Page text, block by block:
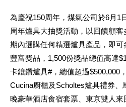
為慶祝150周年，煤氣公司於6月1
周年爐具大抽獎活動，以回饋顧
期內選購任何精選爐具產品，即
豐富獎品，1,500份獎品總值高達
卡鑲鑽爐具#，總值超過$500,000
Cucina廚櫃及Scholtes爐具禮券
晚豪華酒店食宿套票、東京雙人